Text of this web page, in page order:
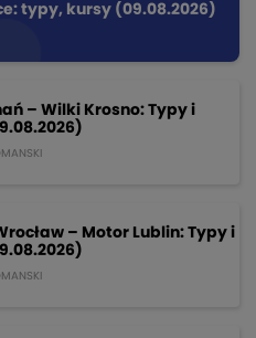
typy, kursy (09.08.2026)
– Wilki Krosno: Typy i
– Motor Lublin: Typy i